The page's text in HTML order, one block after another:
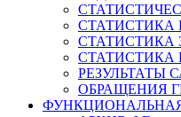
СТАТИСТИКА
СТАТИСТИКА
СТАТИСТИКА
РЕЗУЛЬТАТЫ
ОБРАЩЕНИЯ